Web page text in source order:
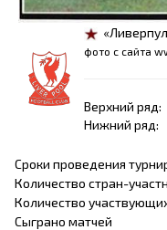
фото с сайта
Верхний ряд:
Нижний ряд:
Сроки проведения
Количество стран-
Количество
Сыграно матчей